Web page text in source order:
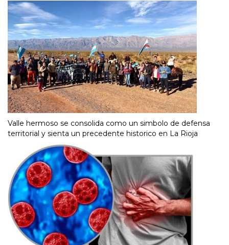
Valle hermoso se consolida como un simbolo de defensa
territorial y sienta un precedente historico en La Rioja